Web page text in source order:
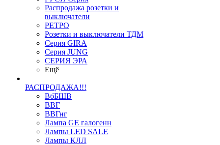
Распродажа розетки и
выключатели
РЕТРО
Розетки и выключатели ТДМ
Серия GIRA
Серия JUNG
СЕРИЯ ЭРА
Ещё
РАСПРОДАЖА!!!
ВбБШВ
ВВГ
ВВГнг
Лампа GE галогенн
Лампы LED SALE
Лампы КЛЛ